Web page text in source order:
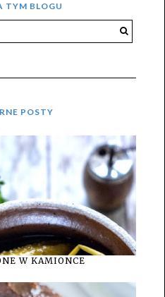
TYM BLOGU
POSTY
W KAMIONCE